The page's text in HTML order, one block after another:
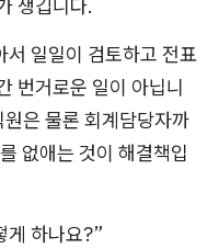
생깁니다.
일일이 검토하고 전표
번거로운 일이 아닙니
은 물론 회계담당자까
없애는 것이 해결책입
게 하나요?”